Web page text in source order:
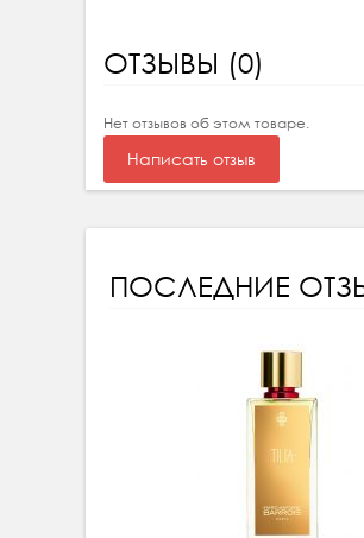
ОТЗЫВЫ (0)
Нет отзывов об этом товаре.
Написать отзыв
ПОСЛЕДНИЕ